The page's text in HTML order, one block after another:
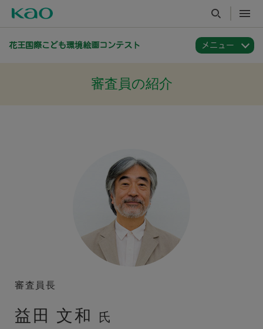
花王国際こども環境絵画コンテスト
審査員の紹介
審査員長
益田 文和 氏